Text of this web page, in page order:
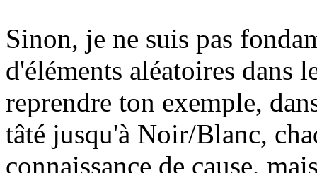
Sinon, je ne suis pas
d'éléments aléatoires dans
reprendre ton exemple,
tâté jusqu'à Noir/Blanc,
connaissance de cause,